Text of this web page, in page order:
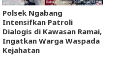
Polsek Ngabang
Intensifkan Patroli
Dialogis di Kawasan Ramai,
Ingatkan Warga Waspada
Kejahatan